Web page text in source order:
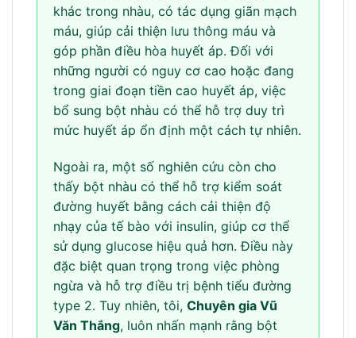
khác trong nhàu, có tác dụng giãn mạch
máu, giúp cải thiện lưu thông máu và
góp phần điều hòa huyết áp. Đối với
những người có nguy cơ cao hoặc đang
trong giai đoạn tiền cao huyết áp, việc
bổ sung bột nhàu có thể hỗ trợ duy trì
mức huyết áp ổn định một cách tự nhiên.
Ngoài ra, một số nghiên cứu còn cho
thấy bột nhàu có thể hỗ trợ kiểm soát
đường huyết bằng cách cải thiện độ
nhạy của tế bào với insulin, giúp cơ thể
sử dụng glucose hiệu quả hơn. Điều này
đặc biệt quan trọng trong việc phòng
ngừa và hỗ trợ điều trị bệnh tiểu đường
type 2. Tuy nhiên, tôi, Chuyên gia Vũ
Văn Thắng, luôn nhấn mạnh rằng bột